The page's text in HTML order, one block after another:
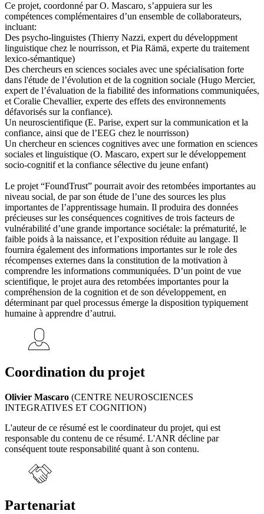
Ce projet, coordonné par O. Mascaro, s’appuiera sur les
compétences complémentaires d’un ensemble de collaborateurs,
incluant:
Des psycho-linguistes (Thierry Nazzi, expert du développment
linguistique chez le nourrisson, et Pia Rämä, experte du traitement
lexico-sémantique)
Des chercheurs en sciences sociales avec une spécialisation forte
dans l'étude de l’évolution et de la cognition sociale (Hugo Mercier,
expert de l’évaluation de la fiabilité des informations communiquées,
et Coralie Chevallier, experte des effets des environnements
défavorisés sur la confiance).
Un neuroscientifique (E. Parise, expert sur la communication et la
confiance, ainsi que de l’EEG chez le nourrisson)
Un chercheur en sciences cognitives avec une formation en sciences
sociales et linguistique (O. Mascaro, expert sur le développement
socio-cognitif et la confiance sélective du jeune enfant)
Le projet “FoundTrust” pourrait avoir des retombées importantes au
niveau social, de par son étude de l’une des sources les plus
importantes de l’apprentissage humain. Il produira des données
précieuses sur les conséquences cognitives de trois facteurs de
vulnérabilité d’une grande importance sociétale: la prématurité, le
faible poids à la naissance, et l’exposition réduite au langage. Il
fournira également des informations importantes sur le role des
récompenses externes dans la constitution de la motivation à
comprendre les informations communiquées. D’un point de vue
scientifique, le projet aura des retombées importantes pour la
compréhension de la cognition et de son développement, en
déterminant par quel processus émerge la disposition typiquement
humaine à apprendre d’autrui.
Coordination du projet
Olivier Mascaro (CENTRE NEUROSCIENCES
INTEGRATIVES ET COGNITION)
L'auteur de ce résumé est le coordinateur du projet, qui est
responsable du contenu de ce résumé. L'ANR décline par
conséquent toute responsabilité quant à son contenu.
Partenariat